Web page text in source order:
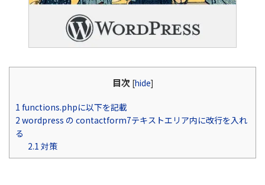
目次 [hide]
1 functions.phpに以下を記載
2 wordpress の contactform7テキストエリア内に改行を入れ
る
2.1 対策